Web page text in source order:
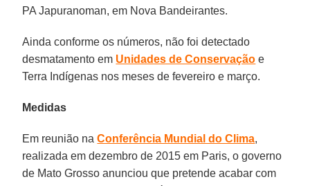
PA Japuranoman, em Nova Bandeirantes.
Ainda conforme os números, não foi detectado
desmatamento em Unidades de Conservação e
Terra Indígenas nos meses de fevereiro e março.
Medidas
Em reunião naConferência Mundial do Clima,
realizada em dezembro de 2015 em Paris, o governo
de Mato Grosso anunciou que pretende acabar com